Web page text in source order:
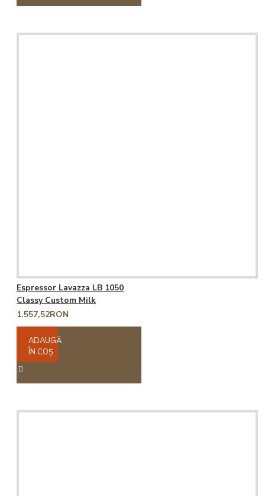
Espressor Lavazza LB 1050
Classy Custom Milk
1.557,52RON
ADAUGĂ
ÎN COŞ